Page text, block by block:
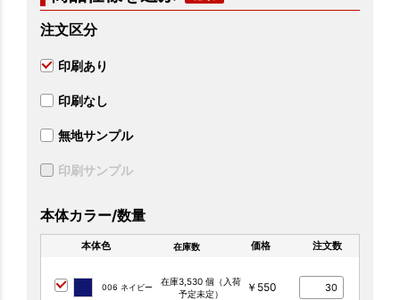
注文区分
印刷あり
印刷なし
無地サンプル
印刷サンプル
本体カラー/数量
本体色 在庫数 価格 注文数
006 ネイビー
在庫3,530 個（入荷
予定未定）
￥550